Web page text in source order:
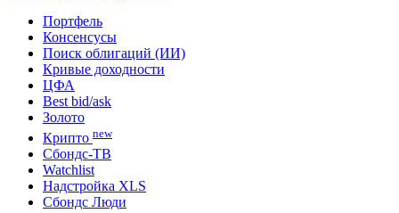
Портфель
Консенсусы
Поиск облигаций (ИИ)
Кривые доходности
ЦФА
Best bid/ask
Золото
Крипто new
Сбондс-ТВ
Watchlist
Надстройка XLS
Сбондс Люди